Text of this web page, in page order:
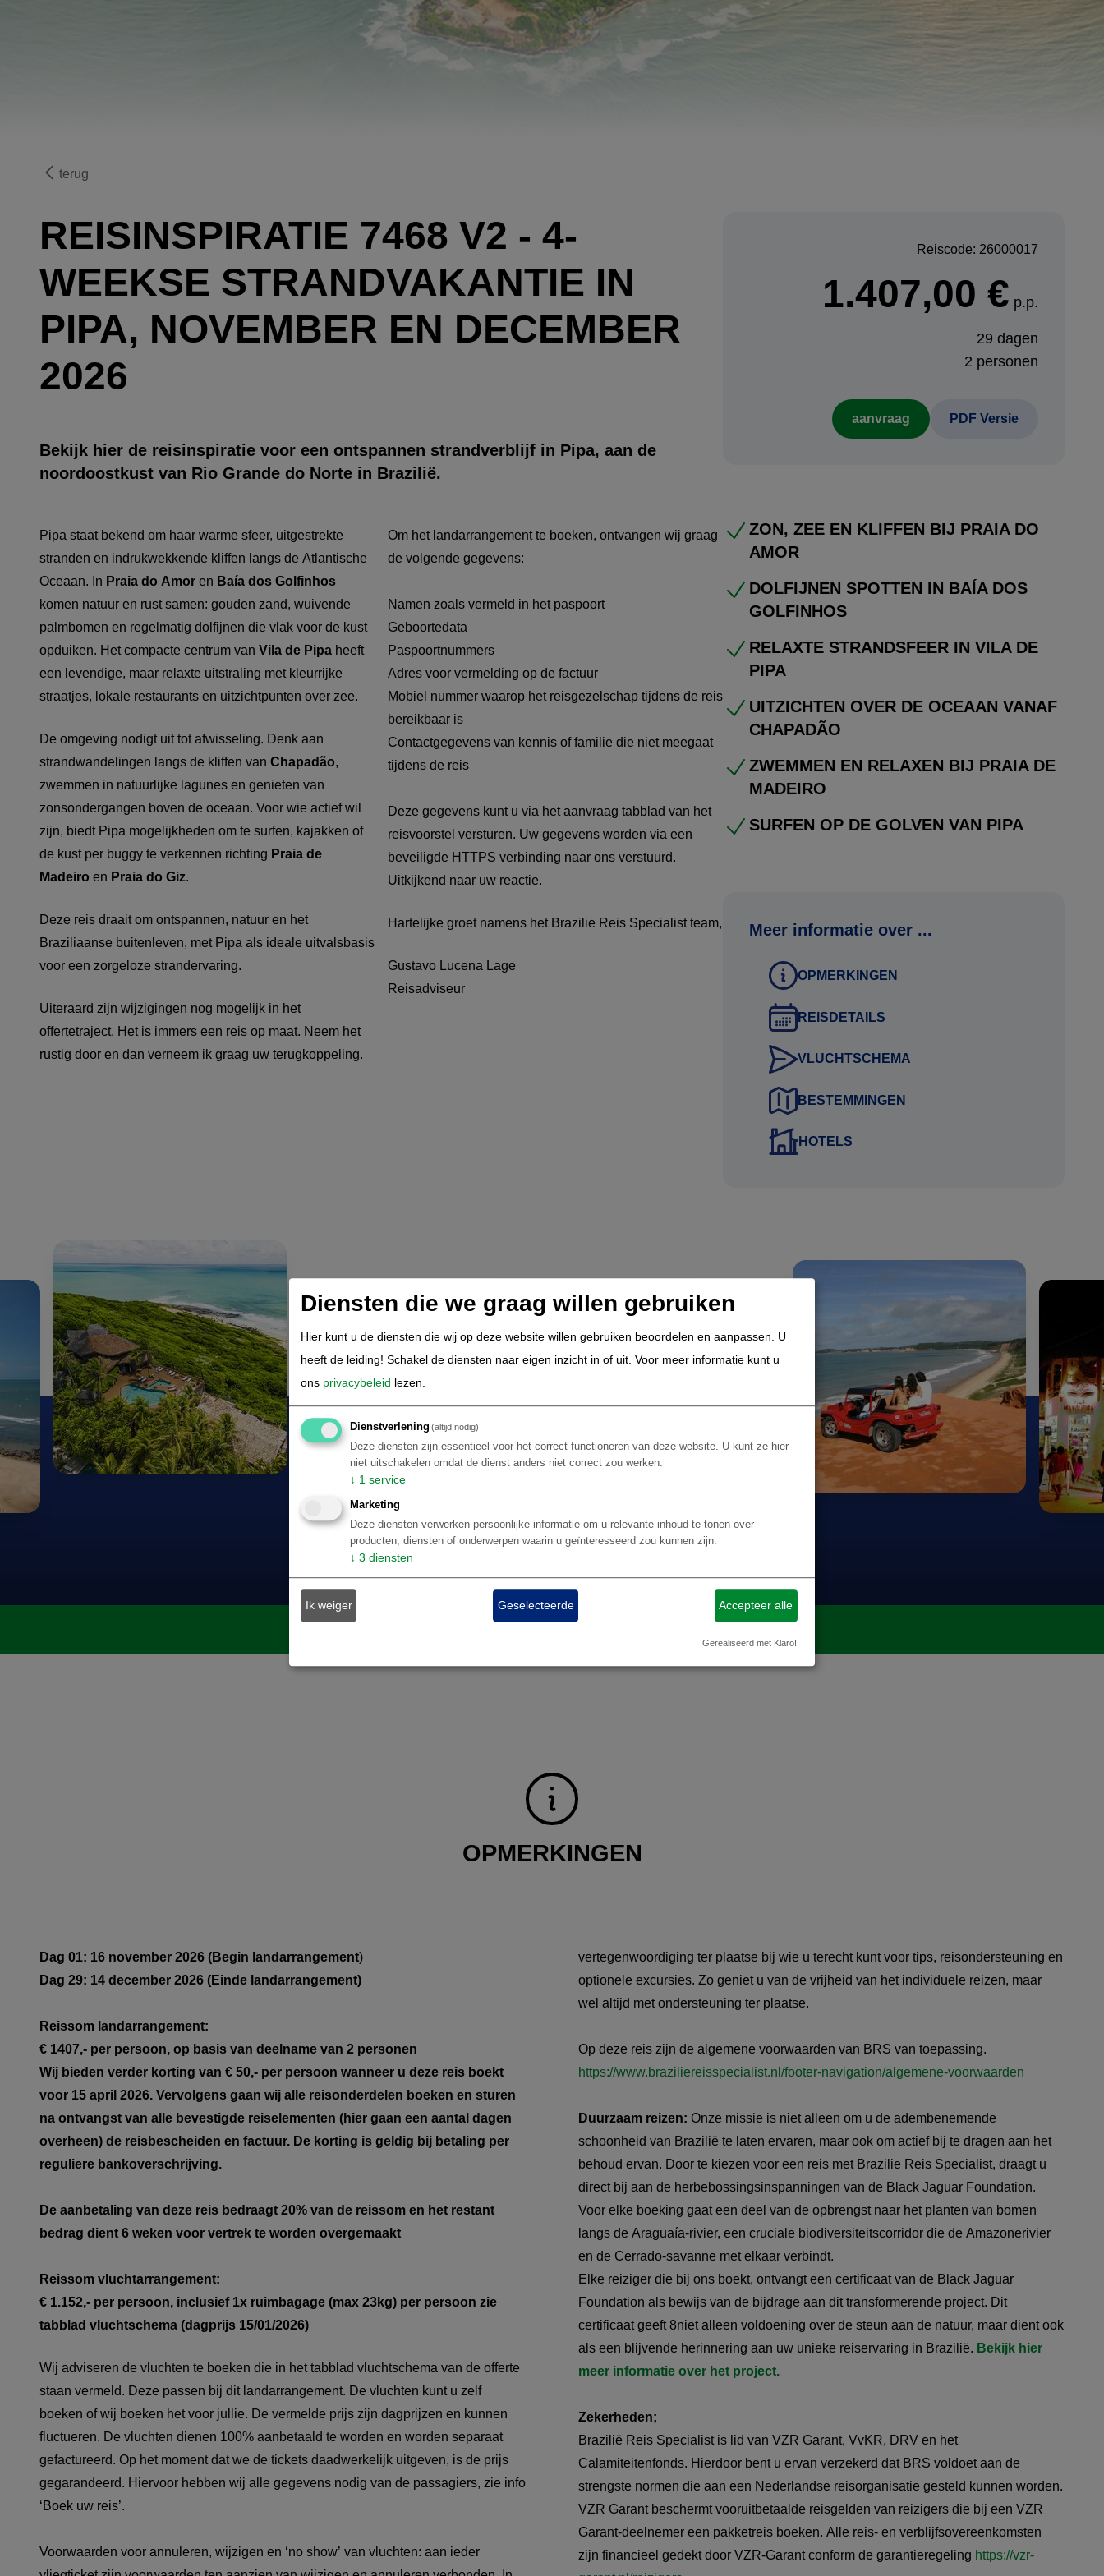
terug
REISINSPIRATIE 7468 V2 - 4-
WEEKSE STRANDVAKANTIE IN
PIPA, NOVEMBER EN DECEMBER
2026
Bekijk hier de reisinspiratie voor een ontspannen strandverblijf in Pipa, aan de
noordoostkust van Rio Grande do Norte in Brazilië.
Pipa staat bekend om haar warme sfeer, uitgestrekte
stranden en indrukwekkende kliffen langs de Atlantische
Oceaan. In Praia do Amor en Baía dos Golfinhos
komen natuur en rust samen: gouden zand, wuivende
palmbomen en regelmatig dolfijnen die vlak voor de kust
opduiken. Het compacte centrum van Vila de Pipa heeft
een levendige, maar relaxte uitstraling met kleurrijke
straatjes, lokale restaurants en uitzichtpunten over zee.
De omgeving nodigt uit tot afwisseling. Denk aan
strandwandelingen langs de kliffen van Chapadão,
zwemmen in natuurlijke lagunes en genieten van
zonsondergangen boven de oceaan. Voor wie actief wil
zijn, biedt Pipa mogelijkheden om te surfen, kajakken of
de kust per buggy te verkennen richting Praia de
Madeiro en Praia do Giz.
Deze reis draait om ontspannen, natuur en het
Braziliaanse buitenleven, met Pipa als ideale uitvalsbasis
voor een zorgeloze strandervaring.
Uiteraard zijn wijzigingen nog mogelijk in het
offertetraject. Het is immers een reis op maat. Neem het
rustig door en dan verneem ik graag uw terugkoppeling.
Om het landarrangement te boeken, ontvangen wij graag
de volgende gegevens:
Namen zoals vermeld in het paspoort
Geboortedata
Paspoortnummers
Adres voor vermelding op de factuur
Mobiel nummer waarop het reisgezelschap tijdens de reis
bereikbaar is
Contactgegevens van kennis of familie die niet meegaat
tijdens de reis
Deze gegevens kunt u via het aanvraag tabblad van het
reisvoorstel versturen. Uw gegevens worden via een
beveiligde HTTPS verbinding naar ons verstuurd.
Uitkijkend naar uw reactie.
Hartelijke groet namens het Brazilie Reis Specialist team,
Gustavo Lucena Lage
Reisadviseur
Reiscode: 26000017
1.407,00 € p.p.
29 dagen
2 personen
aanvraag PDF Versie
ZON, ZEE EN KLIFFEN BIJ PRAIA DO
AMOR
DOLFIJNEN SPOTTEN IN BAÍA DOS
GOLFINHOS
RELAXTE STRANDSFEER IN VILA DE
PIPA
UITZICHTEN OVER DE OCEAAN VANAF
CHAPADÃO
ZWEMMEN EN RELAXEN BIJ PRAIA DE
MADEIRO
SURFEN OP DE GOLVEN VAN PIPA
Meer informatie over ...
OPMERKINGEN
REISDETAILS
VLUCHTSCHEMA
BESTEMMINGEN
HOTELS
OPMERKINGEN
Dag 01: 16 november 2026 (Begin landarrangement)
Dag 29: 14 december 2026 (Einde landarrangement)
Reissom landarrangement:
€ 1407,- per persoon, op basis van deelname van 2 personen
Wij bieden verder korting van € 50,- per persoon wanneer u deze reis boekt
voor 15 april 2026. Vervolgens gaan wij alle reisonderdelen boeken en sturen
na ontvangst van alle bevestigde reiselementen (hier gaan een aantal dagen
overheen) de reisbescheiden en factuur. De korting is geldig bij betaling per
reguliere bankoverschrijving.
De aanbetaling van deze reis bedraagt 20% van de reissom en het restant
bedrag dient 6 weken voor vertrek te worden overgemaakt
Reissom vluchtarrangement:
€ 1.152,- per persoon, inclusief 1x ruimbagage (max 23kg) per persoon zie
tabblad vluchtschema (dagprijs 15/01/2026)
Wij adviseren de vluchten te boeken die in het tabblad vluchtschema van de offerte
staan vermeld. Deze passen bij dit landarrangement. De vluchten kunt u zelf
boeken of wij boeken het voor jullie. De vermelde prijs zijn dagprijzen en kunnen
fluctueren. De vluchten dienen 100% aanbetaald te worden en worden separaat
gefactureerd. Op het moment dat we de tickets daadwerkelijk uitgeven, is de prijs
gegarandeerd. Hiervoor hebben wij alle gegevens nodig van de passagiers, zie info
‘Boek uw reis’.
Voorwaarden voor annuleren, wijzigen en ‘no show’ van vluchten: aan ieder
vertegenwoordiging ter plaatse bij wie u terecht kunt voor tips, reisondersteuning en
optionele excursies. Zo geniet u van de vrijheid van het individuele reizen, maar
wel altijd met ondersteuning ter plaatse.
Op deze reis zijn de algemene voorwaarden van BRS van toepassing.
https://www.braziliereisspecialist.nl/footer-navigation/algemene-voorwaarden
Duurzaam reizen: Onze missie is niet alleen om u de adembenemende
schoonheid van Brazilië te laten ervaren, maar ook om actief bij te dragen aan het
behoud ervan. Door te kiezen voor een reis met Brazilie Reis Specialist, draagt u
direct bij aan de herbebossingsinspanningen van de Black Jaguar Foundation.
Voor elke boeking gaat een deel van de opbrengst naar het planten van bomen
langs de Araguaía-rivier, een cruciale biodiversiteitscorridor die de Amazonerivier
en de Cerrado-savanne met elkaar verbindt.
Elke reiziger die bij ons boekt, ontvangt een certificaat van de Black Jaguar
Foundation als bewijs van de bijdrage aan dit transformerende project. Dit
certificaat geeft 8niet alleen voldoening over de steun aan de natuur, maar dient ook
als een blijvende herinnering aan uw unieke reiservaring in Brazilië. Bekijk hier
meer informatie over het project.
Zekerheden;
Brazilië Reis Specialist is lid van VZR Garant, VvKR, DRV en het
Calamiteitenfonds. Hierdoor bent u ervan verzekerd dat BRS voldoet aan de
strengste normen die aan een Nederlandse reisorganisatie gesteld kunnen worden.
VZR Garant beschermt vooruitbetaalde reisgelden van reizigers die bij een VZR
Garant-deelnemer een pakketreis boeken. Alle reis- en verblijfsovereenkomsten
zijn financieel gedekt door VZR-Garant conform de garantieregeling https://vzr-
Diensten die we graag willen gebruiken
Hier kunt u de diensten die wij op deze website willen gebruiken beoordelen en aanpassen. U
heeft de leiding! Schakel de diensten naar eigen inzicht in of uit. Voor meer informatie kunt u
ons privacybeleid lezen.
Dienstverlening (altijd nodig)
Deze diensten zijn essentieel voor het correct functioneren van deze website. U kunt ze hier
niet uitschakelen omdat de dienst anders niet correct zou werken.
↓ 1 service
Marketing
Deze diensten verwerken persoonlijke informatie om u relevante inhoud te tonen over
producten, diensten of onderwerpen waarin u geïnteresseerd zou kunnen zijn.
↓ 3 diensten
Ik weiger Geselecteerde Accepteer alle
Gerealiseerd met Klaro!